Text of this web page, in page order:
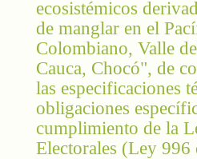
ecosistémicos
de manglar en el
Colombiano, Valle
Cauca, Chocó", de
las especificaciones
obligaciones
cumplimiento de la
Electorales (Ley 996